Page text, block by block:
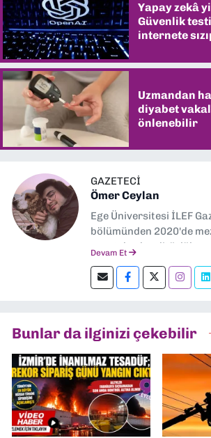
Yapay zekâ
Güvenlik
internete
Uzmandan
diyabet
önlenebilir
GAZETECİ
Ömer Ceylan
Ege Üniversitesi İLEF
bölümünden 2020'de
gazetelerde editörlük,
editörlük yapıyorum.
Devam Et
Bunlar da ilginizi çekebilir